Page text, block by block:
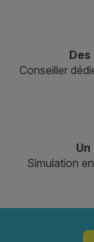
Conseiller
Simulation